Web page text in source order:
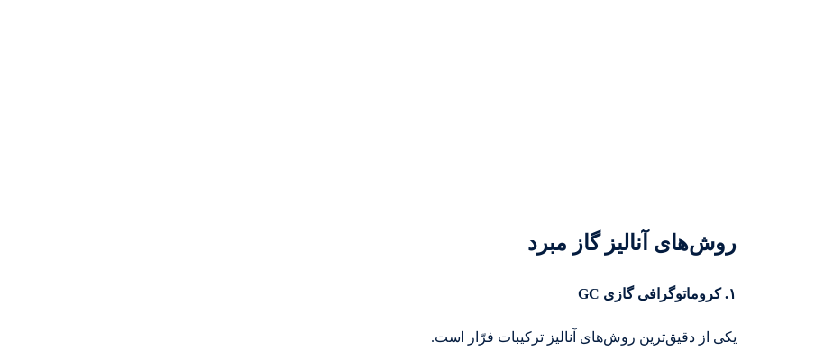
روش‌های آنالیز گاز مبرد
۱. کروماتوگرافی گازی GC
یکی از دقیق‌ترین روش‌های آنالیز ترکیبات فرّار است.